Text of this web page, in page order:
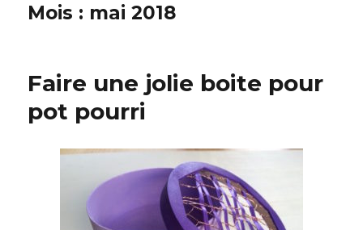
Mois : mai 2018
Faire une jolie boite pour
pot pourri